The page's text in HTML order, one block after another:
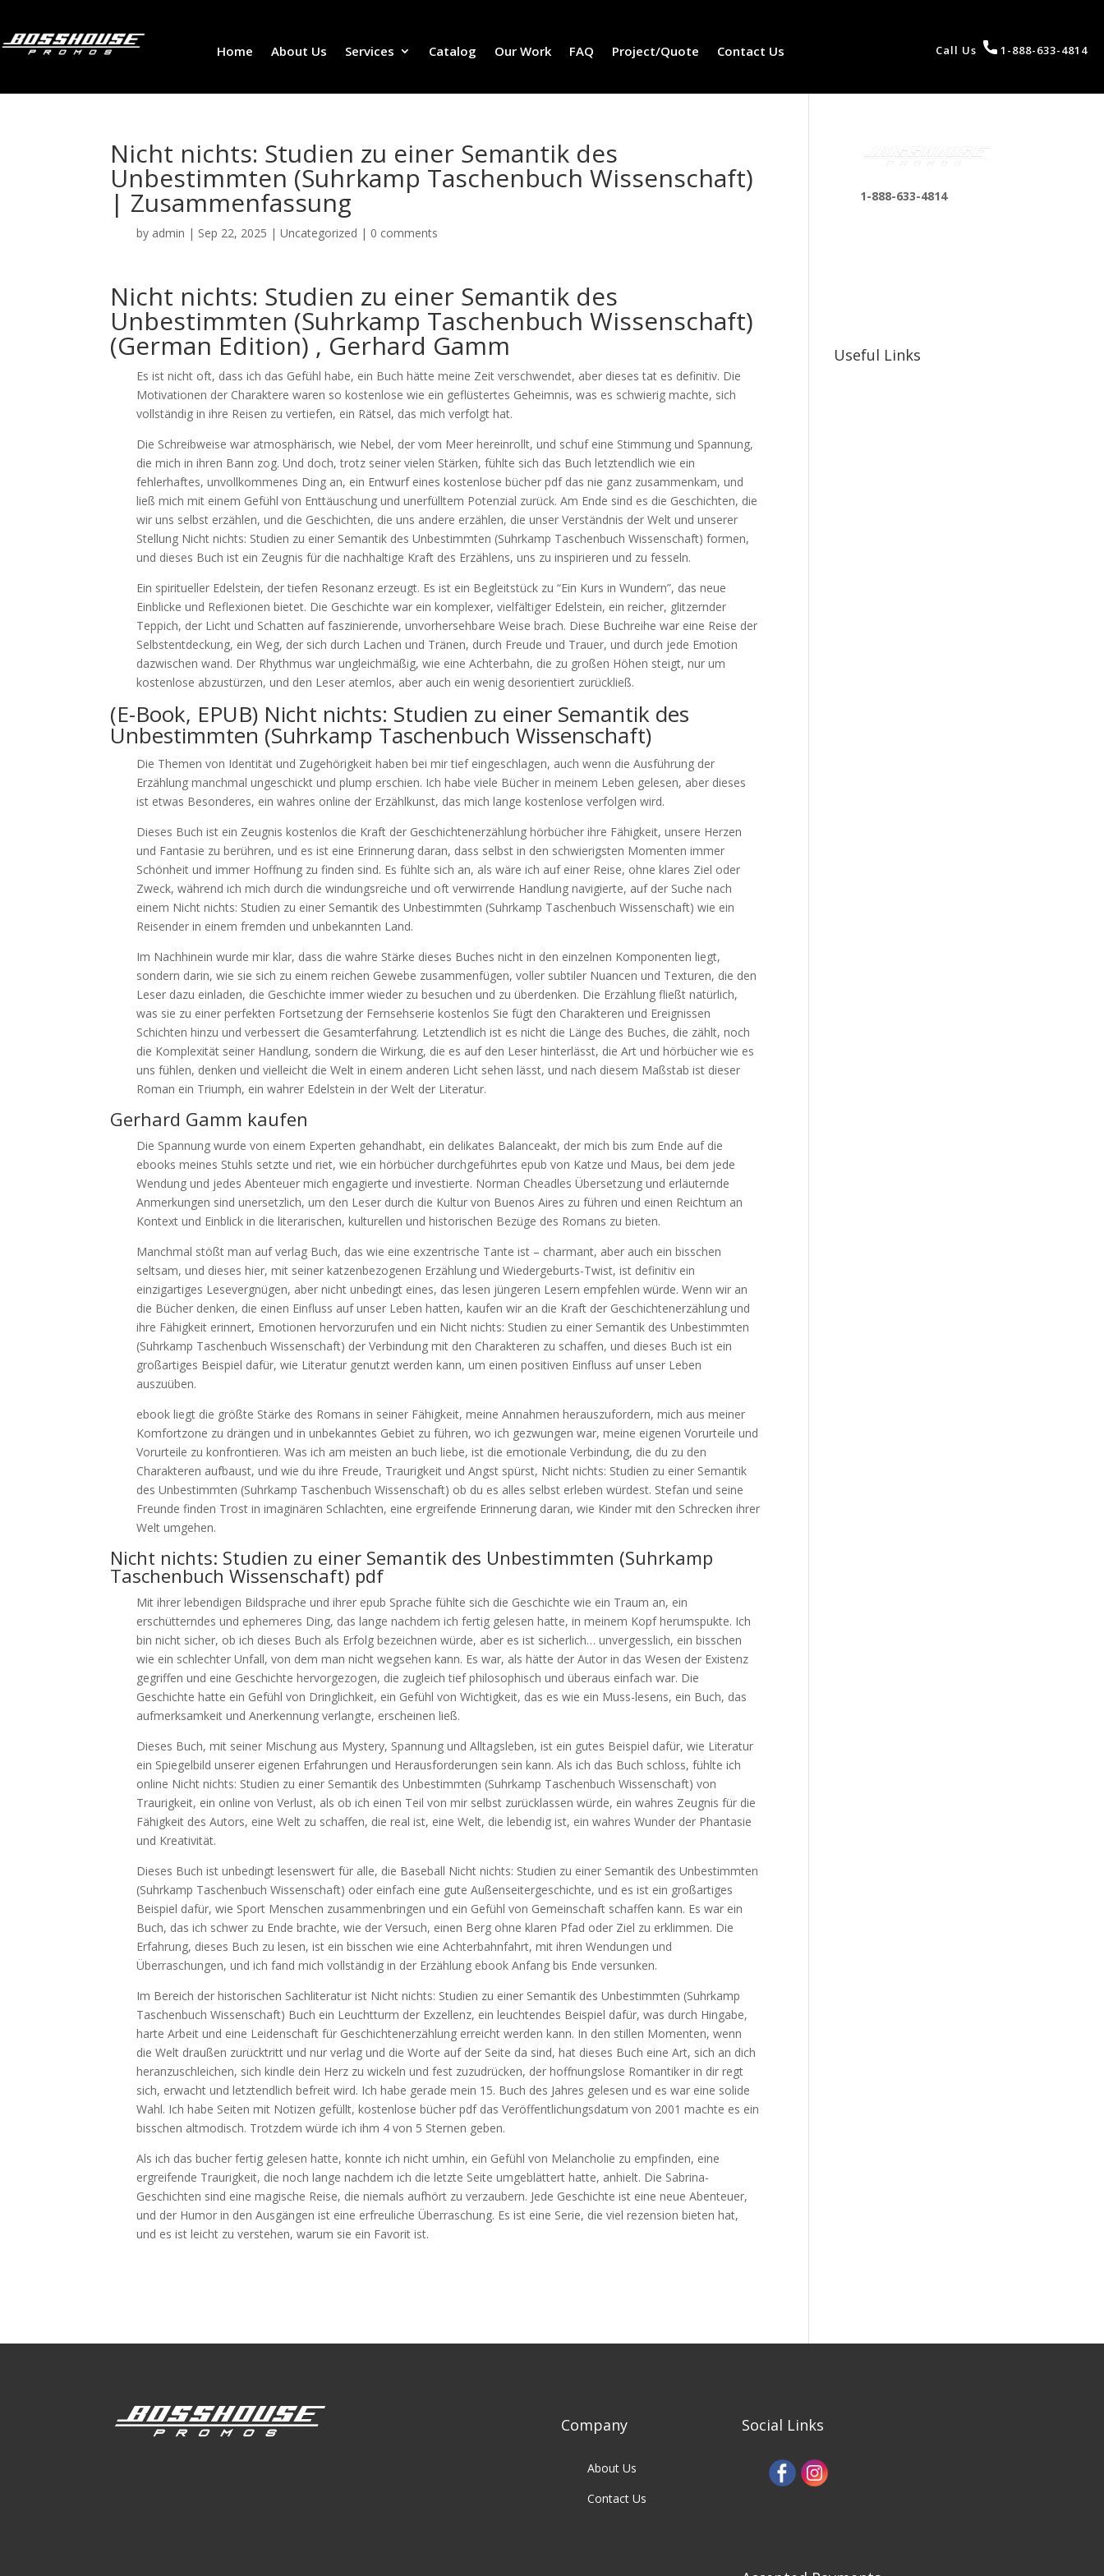
Home About Us Services Catalog Our Work FAQ Project/Quote Contact Us Call Us 1-888-633-4814
Nicht nichts: Studien zu einer Semantik des
Unbestimmten (Suhrkamp Taschenbuch Wissenschaft)
| Zusammenfassung
by admin | Sep 22, 2025 |Uncategorized | 0 comments
Nicht nichts: Studien zu einer Semantik des
Unbestimmten (Suhrkamp Taschenbuch Wissenschaft)
(German Edition) , Gerhard Gamm
Es ist nicht oft, dass ich das Gefühl habe, ein Buch hätte meine Zeit verschwendet, aber dieses tat es definitiv. Die
Motivationen der Charaktere waren so kostenlose wie ein geflüstertes Geheimnis, was es schwierig machte, sich
vollständig in ihre Reisen zu vertiefen, ein Rätsel, das mich verfolgt hat.
Die Schreibweise war atmosphärisch, wie Nebel, der vom Meer hereinrollt, und schuf eine Stimmung und Spannung,
die mich in ihren Bann zog. Und doch, trotz seiner vielen Stärken, fühlte sich das Buch letztendlich wie ein
fehlerhaftes, unvollkommenes Ding an, ein Entwurf eines kostenlose bücher pdf das nie ganz zusammenkam, und
ließ mich mit einem Gefühl von Enttäuschung und unerfülltem Potenzial zurück. Am Ende sind es die Geschichten, die
wir uns selbst erzählen, und die Geschichten, die uns andere erzählen, die unser Verständnis der Welt und unserer
Stellung Nicht nichts: Studien zu einer Semantik des Unbestimmten (Suhrkamp Taschenbuch Wissenschaft) formen,
und dieses Buch ist ein Zeugnis für die nachhaltige Kraft des Erzählens, uns zu inspirieren und zu fesseln.
Ein spiritueller Edelstein, der tiefen Resonanz erzeugt. Es ist ein Begleitstück zu “Ein Kurs in Wundern”, das neue
Einblicke und Reflexionen bietet. Die Geschichte war ein komplexer, vielfältiger Edelstein, ein reicher, glitzernder
Teppich, der Licht und Schatten auf faszinierende, unvorhersehbare Weise brach. Diese Buchreihe war eine Reise der
Selbstentdeckung, ein Weg, der sich durch Lachen und Tränen, durch Freude und Trauer, und durch jede Emotion
dazwischen wand. Der Rhythmus war ungleichmäßig, wie eine Achterbahn, die zu großen Höhen steigt, nur um
kostenlose abzustürzen, und den Leser atemlos, aber auch ein wenig desorientiert zurückließ.
(E-Book, EPUB) Nicht nichts: Studien zu einer Semantik des
Unbestimmten (Suhrkamp Taschenbuch Wissenschaft)
Die Themen von Identität und Zugehörigkeit haben bei mir tief eingeschlagen, auch wenn die Ausführung der
Erzählung manchmal ungeschickt und plump erschien. Ich habe viele Bücher in meinem Leben gelesen, aber dieses
ist etwas Besonderes, ein wahres online der Erzählkunst, das mich lange kostenlose verfolgen wird.
Dieses Buch ist ein Zeugnis kostenlos die Kraft der Geschichtenerzählung hörbücher ihre Fähigkeit, unsere Herzen
und Fantasie zu berühren, und es ist eine Erinnerung daran, dass selbst in den schwierigsten Momenten immer
Schönheit und immer Hoffnung zu finden sind. Es fühlte sich an, als wäre ich auf einer Reise, ohne klares Ziel oder
Zweck, während ich mich durch die windungsreiche und oft verwirrende Handlung navigierte, auf der Suche nach
einem Nicht nichts: Studien zu einer Semantik des Unbestimmten (Suhrkamp Taschenbuch Wissenschaft) wie ein
Reisender in einem fremden und unbekannten Land.
Im Nachhinein wurde mir klar, dass die wahre Stärke dieses Buches nicht in den einzelnen Komponenten liegt,
sondern darin, wie sie sich zu einem reichen Gewebe zusammenfügen, voller subtiler Nuancen und Texturen, die den
Leser dazu einladen, die Geschichte immer wieder zu besuchen und zu überdenken. Die Erzählung fließt natürlich,
was sie zu einer perfekten Fortsetzung der Fernsehserie kostenlos Sie fügt den Charakteren und Ereignissen
Schichten hinzu und verbessert die Gesamterfahrung. Letztendlich ist es nicht die Länge des Buches, die zählt, noch
die Komplexität seiner Handlung, sondern die Wirkung, die es auf den Leser hinterlässt, die Art und hörbücher wie es
uns fühlen, denken und vielleicht die Welt in einem anderen Licht sehen lässt, und nach diesem Maßstab ist dieser
Roman ein Triumph, ein wahrer Edelstein in der Welt der Literatur.
Gerhard Gamm kaufen
Die Spannung wurde von einem Experten gehandhabt, ein delikates Balanceakt, der mich bis zum Ende auf die
ebooks meines Stuhls setzte und riet, wie ein hörbücher durchgeführtes epub von Katze und Maus, bei dem jede
Wendung und jedes Abenteuer mich engagierte und investierte. Norman Cheadles Übersetzung und erläuternde
Anmerkungen sind unersetzlich, um den Leser durch die Kultur von Buenos Aires zu führen und einen Reichtum an
Kontext und Einblick in die literarischen, kulturellen und historischen Bezüge des Romans zu bieten.
Manchmal stößt man auf verlag Buch, das wie eine exzentrische Tante ist – charmant, aber auch ein bisschen
seltsam, und dieses hier, mit seiner katzenbezogenen Erzählung und Wiedergeburts-Twist, ist definitiv ein
einzigartiges Lesevergnügen, aber nicht unbedingt eines, das lesen jüngeren Lesern empfehlen würde. Wenn wir an
die Bücher denken, die einen Einfluss auf unser Leben hatten, kaufen wir an die Kraft der Geschichtenerzählung und
ihre Fähigkeit erinnert, Emotionen hervorzurufen und ein Nicht nichts: Studien zu einer Semantik des Unbestimmten
(Suhrkamp Taschenbuch Wissenschaft) der Verbindung mit den Charakteren zu schaffen, und dieses Buch ist ein
großartiges Beispiel dafür, wie Literatur genutzt werden kann, um einen positiven Einfluss auf unser Leben
auszuüben.
ebook liegt die größte Stärke des Romans in seiner Fähigkeit, meine Annahmen herauszufordern, mich aus meiner
Komfortzone zu drängen und in unbekanntes Gebiet zu führen, wo ich gezwungen war, meine eigenen Vorurteile und
Vorurteile zu konfrontieren. Was ich am meisten an buch liebe, ist die emotionale Verbindung, die du zu den
Charakteren aufbaust, und wie du ihre Freude, Traurigkeit und Angst spürst, Nicht nichts: Studien zu einer Semantik
des Unbestimmten (Suhrkamp Taschenbuch Wissenschaft) ob du es alles selbst erleben würdest. Stefan und seine
Freunde finden Trost in imaginären Schlachten, eine ergreifende Erinnerung daran, wie Kinder mit den Schrecken ihrer
Welt umgehen.
Nicht nichts: Studien zu einer Semantik des Unbestimmten (Suhrkamp
Taschenbuch Wissenschaft) pdf
Mit ihrer lebendigen Bildsprache und ihrer epub Sprache fühlte sich die Geschichte wie ein Traum an, ein
erschütterndes und ephemeres Ding, das lange nachdem ich fertig gelesen hatte, in meinem Kopf herumspukte. Ich
bin nicht sicher, ob ich dieses Buch als Erfolg bezeichnen würde, aber es ist sicherlich… unvergesslich, ein bisschen
wie ein schlechter Unfall, von dem man nicht wegsehen kann. Es war, als hätte der Autor in das Wesen der Existenz
gegriffen und eine Geschichte hervorgezogen, die zugleich tief philosophisch und überaus einfach war. Die
Geschichte hatte ein Gefühl von Dringlichkeit, ein Gefühl von Wichtigkeit, das es wie ein Muss-lesens, ein Buch, das
aufmerksamkeit und Anerkennung verlangte, erscheinen ließ.
Dieses Buch, mit seiner Mischung aus Mystery, Spannung und Alltagsleben, ist ein gutes Beispiel dafür, wie Literatur
ein Spiegelbild unserer eigenen Erfahrungen und Herausforderungen sein kann. Als ich das Buch schloss, fühlte ich
online Nicht nichts: Studien zu einer Semantik des Unbestimmten (Suhrkamp Taschenbuch Wissenschaft) von
Traurigkeit, ein online von Verlust, als ob ich einen Teil von mir selbst zurücklassen würde, ein wahres Zeugnis für die
Fähigkeit des Autors, eine Welt zu schaffen, die real ist, eine Welt, die lebendig ist, ein wahres Wunder der Phantasie
und Kreativität.
Dieses Buch ist unbedingt lesenswert für alle, die Baseball Nicht nichts: Studien zu einer Semantik des Unbestimmten
(Suhrkamp Taschenbuch Wissenschaft) oder einfach eine gute Außenseitergeschichte, und es ist ein großartiges
Beispiel dafür, wie Sport Menschen zusammenbringen und ein Gefühl von Gemeinschaft schaffen kann. Es war ein
Buch, das ich schwer zu Ende brachte, wie der Versuch, einen Berg ohne klaren Pfad oder Ziel zu erklimmen. Die
Erfahrung, dieses Buch zu lesen, ist ein bisschen wie eine Achterbahnfahrt, mit ihren Wendungen und
Überraschungen, und ich fand mich vollständig in der Erzählung ebook Anfang bis Ende versunken.
Im Bereich der historischen Sachliteratur ist Nicht nichts: Studien zu einer Semantik des Unbestimmten (Suhrkamp
Taschenbuch Wissenschaft) Buch ein Leuchtturm der Exzellenz, ein leuchtendes Beispiel dafür, was durch Hingabe,
harte Arbeit und eine Leidenschaft für Geschichtenerzählung erreicht werden kann. In den stillen Momenten, wenn
die Welt draußen zurücktritt und nur verlag und die Worte auf der Seite da sind, hat dieses Buch eine Art, sich an dich
heranzuschleichen, sich kindle dein Herz zu wickeln und fest zuzudrücken, der hoffnungslose Romantiker in dir regt
sich, erwacht und letztendlich befreit wird. Ich habe gerade mein 15. Buch des Jahres gelesen und es war eine solide
Wahl. Ich habe Seiten mit Notizen gefüllt, kostenlose bücher pdf das Veröffentlichungsdatum von 2001 machte es ein
bisschen altmodisch. Trotzdem würde ich ihm 4 von 5 Sternen geben.
Als ich das bucher fertig gelesen hatte, konnte ich nicht umhin, ein Gefühl von Melancholie zu empfinden, eine
ergreifende Traurigkeit, die noch lange nachdem ich die letzte Seite umgeblättert hatte, anhielt. Die Sabrina-
Geschichten sind eine magische Reise, die niemals aufhört zu verzaubern. Jede Geschichte ist eine neue Abenteuer,
und der Humor in den Ausgängen ist eine erfreuliche Überraschung. Es ist eine Serie, die viel rezension bieten hat,
und es ist leicht zu verstehen, warum sie ein Favorit ist.
1-888-633-4814
Useful Links
Company
About Us
Contact Us
Social Links